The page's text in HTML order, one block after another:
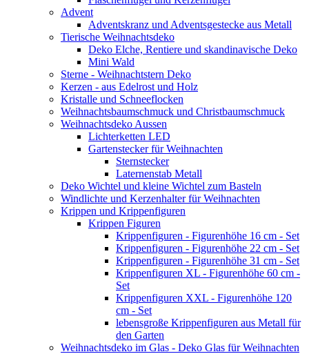
Advent
Adventskranz und Adventsgestecke aus Metall
Tierische Weihnachtsdeko
Deko Elche, Rentiere und skandinavische Deko
Mini Wald
Sterne - Weihnachtstern Deko
Kerzen - aus Edelrost und Holz
Kristalle und Schneeflocken
Weihnachtsbaumschmuck und Christbaumschmuck
Weihnachtsdeko Aussen
Lichterketten LED
Gartenstecker für Weihnachten
Sternstecker
Laternenstab Metall
Deko Wichtel und kleine Wichtel zum Basteln
Windlichte und Kerzenhalter für Weihnachten
Krippen und Krippenfiguren
Krippen Figuren
Krippenfiguren - Figurenhöhe 16 cm - Set
Krippenfiguren - Figurenhöhe 22 cm - Set
Krippenfiguren - Figurenhöhe 31 cm - Set
Krippenfiguren XL - Figurenhöhe 60 cm -
Set
Krippenfiguren XXL - Figurenhöhe 120
cm - Set
lebensgroße Krippenfiguren aus Metall für
den Garten
Weihnachtsdeko im Glas - Deko Glas für Weihnachten